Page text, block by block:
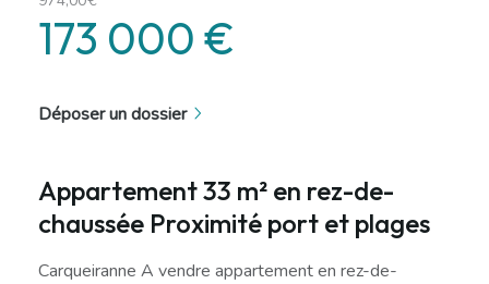
173 000 €
Déposer un dossier
Appartement 33 m² en rez-de-
chaussée Proximité port et plages
Carqueiranne A vendre appartement en rez-de-